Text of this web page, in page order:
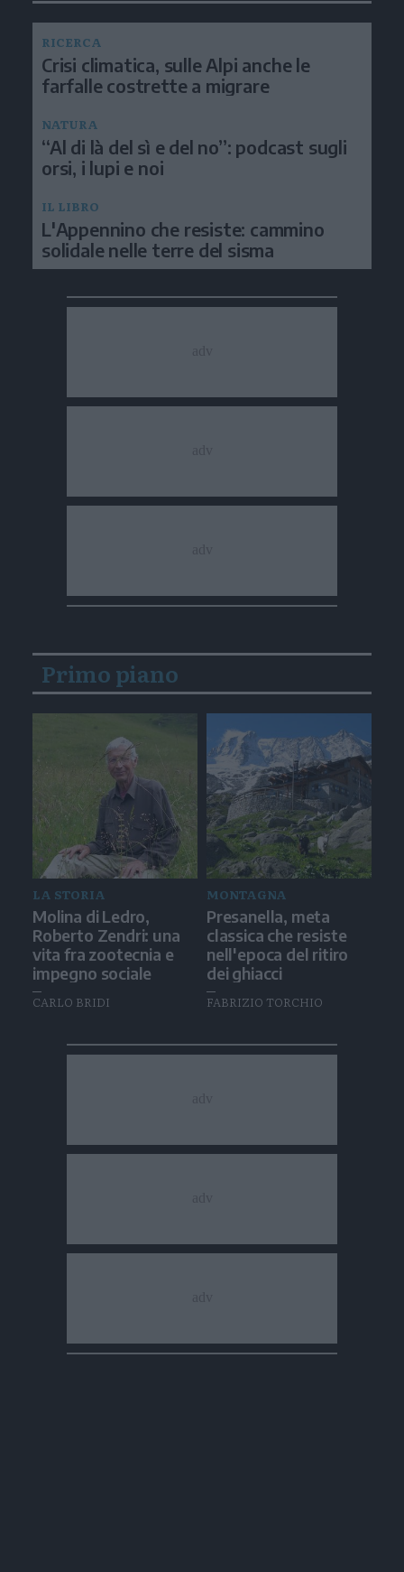
RICERCA
Crisi climatica, sulle Alpi anche le
farfalle costrette a migrare
NATURA
“Al di là del sì e del no”: podcast sugli
orsi, i lupi e noi
IL LIBRO
L'Appennino che resiste: cammino
solidale nelle terre del sisma
Primo piano
LA STORIA
Molina di Ledro,
Roberto Zendri: una
vita fra zootecnia e
impegno sociale
CARLO BRIDI
MONTAGNA
Presanella, meta
classica che resiste
nell'epoca del ritiro
dei ghiacci
FABRIZIO TORCHIO